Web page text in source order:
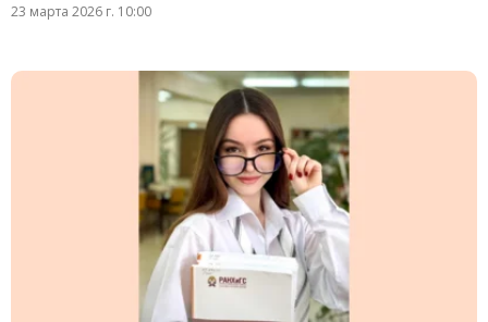
23 марта 2026 г. 10:00